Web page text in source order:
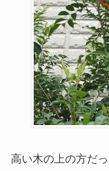
高い木の上の方だ